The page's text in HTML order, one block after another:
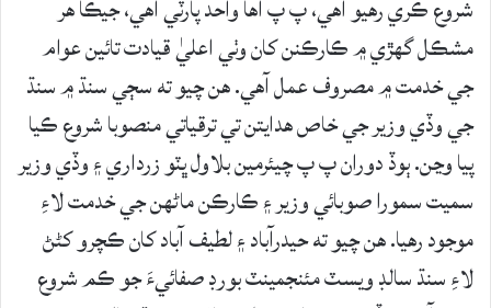
شروع ڪري رهيو آهي، پ پ اها واحد پارٽي آهي، جيڪا هر
مشڪل گهڙي ۾ ڪارڪنن کان وٺي اعليٰ قيادت تائين عوام
جي خدمت ۾ مصروف عمل آهي. هن چيو ته سڄي سنڌ ۾ سنڌ
جي وڏي وزير جي خاص هدايتن تي ترقياتي منصوبا شروع ڪيا
پيا وڃن. ٻوڏ دوران پ پ چيئرمين بلاول ڀٽو زرداري ۽ وڏي وزير
سميت سمورا صوبائي وزير ۽ ڪارڪن ماڻهن جي خدمت لاءِ
موجود رهيا. هن چيو ته حيدرآباد ۽ لطيف آباد کان ڪچرو کڻڻ
لاءِ سنڌ سالڊ ويسٽ مئنجمينٽ بورڊ صفائيءَ جو ڪم شروع